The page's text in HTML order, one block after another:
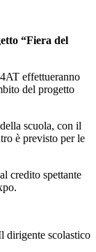
“Fiera del
effettueranno
del progetto
scuola, con il
è previsto per le
credito spettante
dirigente scolastico